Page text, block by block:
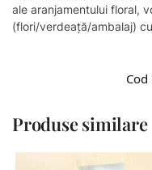
ale aranjamentului floral,
(flori/verdeață/ambalaj)
Cod
Produse similare